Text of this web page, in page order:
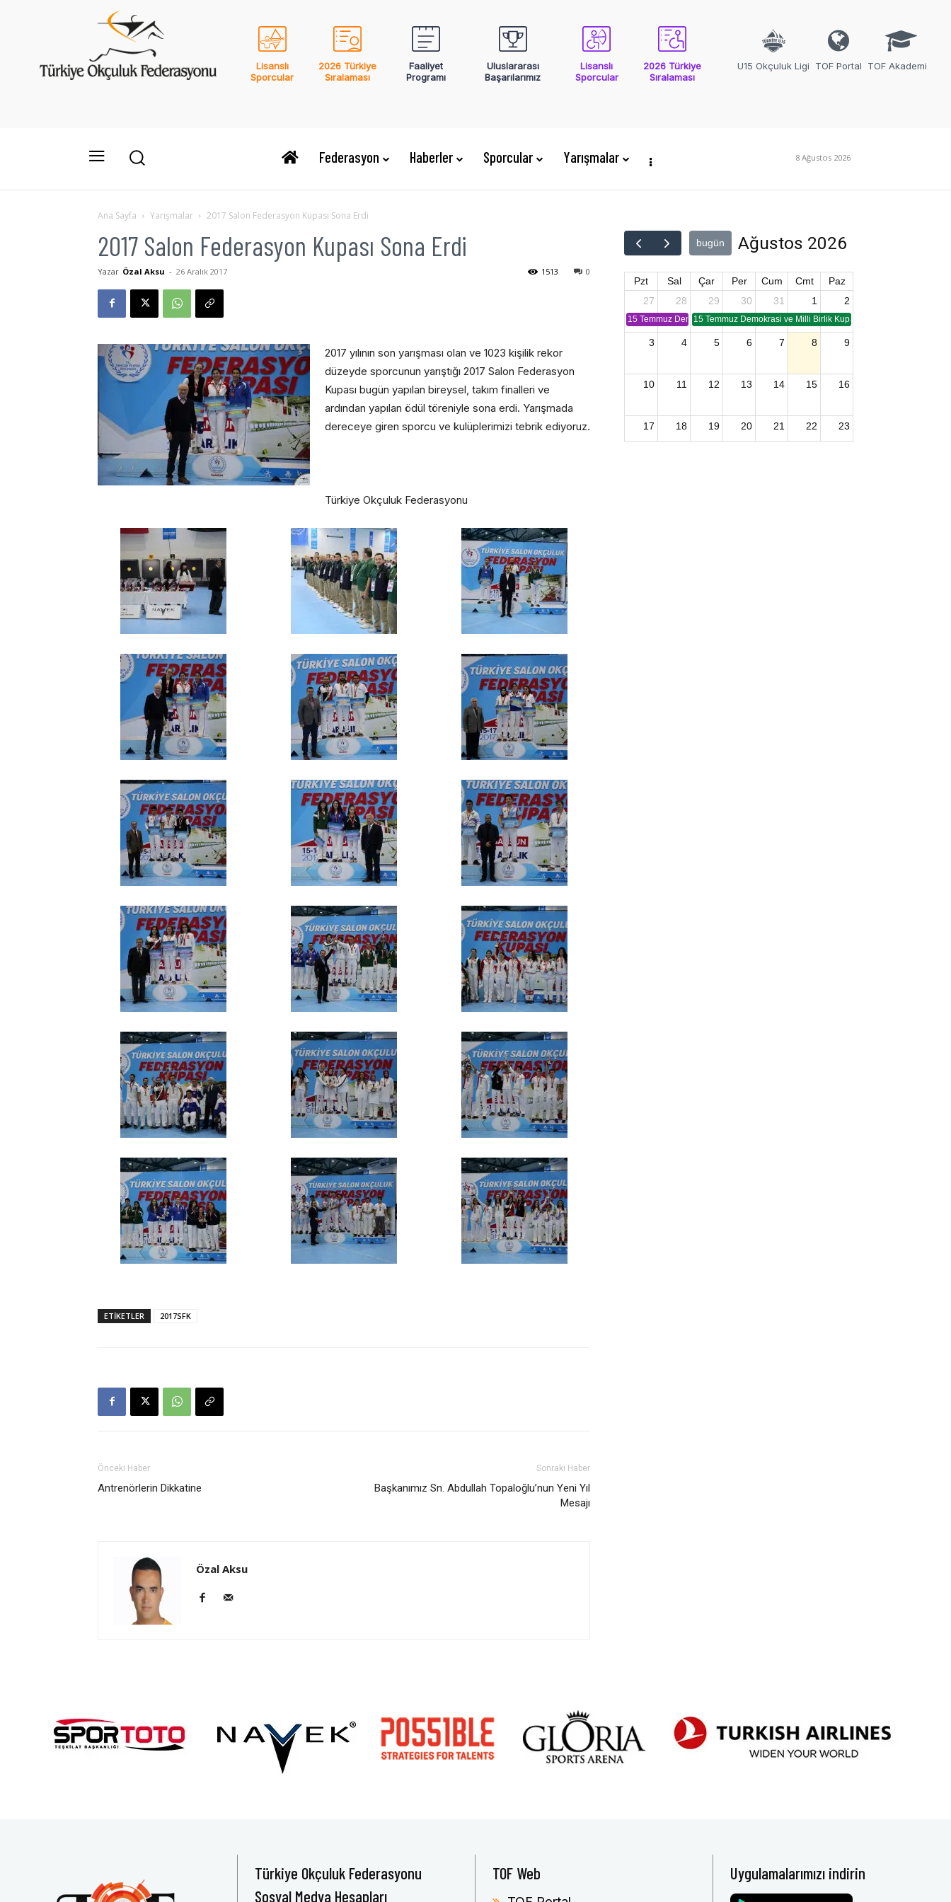
Lisanslı
Sporcular
2026 Türkiye
Sıralaması
Faaliyet
Programı
Uluslararası
Başarılarımız
Lisanslı
Sporcular
2026 Türkiye
Sıralaması
U15 Okçuluk Ligi TOF Portal TOF Akademi
Federasyon Haberler Sporcular Yarışmalar 8 Ağustos 2026
Ana Sayfa Yarışmalar 2017 Salon Federasyon Kupası Sona Erdi
2017 Salon Federasyon Kupası Sona Erdi
Yazar Özal Aksu - 26 Aralık 2017 0
1513
2017 yılının son yarışması olan ve 1023 kişilik rekor
düzeyde sporcunun yarıştığı 2017 Salon Federasyon
Kupası bugün yapılan bireysel, takım finalleri ve
ardından yapılan ödül töreniyle sona erdi. Yarışmada
dereceye giren sporcu ve kulüplerimizi tebrik ediyoruz.
Türkiye Okçuluk Federasyonu
ETİKETLER 2017SFK
Önceki Haber
Antrenörlerin Dikkatine
Sonraki Haber
Başkanımız Sn. Abdullah Topaloğlu’nun Yeni Yıl
Mesajı
Özal Aksu
bugün Ağustos 2026
Pzt Sal Çar Per Cum Cmt
Paz
27
15 Temmuz Demokrasi ve Birlik Kupası (TSP -2)
28 29
15 Temmuz Demokrasi ve Milli Birlik Kupası 2. Ayak (TSP 2)
30 31 1 2
3 4 5 6 7 8 9
10 11 12 13 14 15 16
17 18 19 20 21 22 23
Türkiye Okçuluk Federasyonu
Sosyal Medya Hesapları
TOF Web Uygulamalarımızı indirin